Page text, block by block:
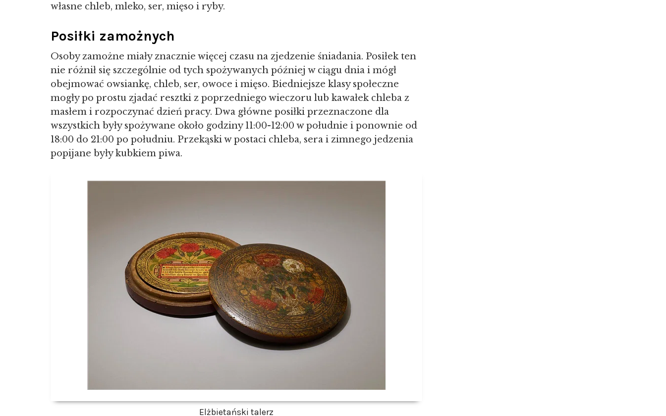
własne chleb, mleko, ser, mięso i ryby.
Posiłki zamożnych
Osoby zamożne miały znacznie więcej czasu na zjedzenie śniadania. Posiłek ten
nie różnił się szczególnie od tych spożywanych później w ciągu dnia i mógł
obejmować owsiankę, chleb, ser, owoce i mięso. Biedniejsze klasy społeczne
mogły po prostu zjadać resztki z poprzedniego wieczoru lub kawałek chleba z
masłem i rozpoczynać dzień pracy. Dwa główne posiłki przeznaczone dla
wszystkich były spożywane około godziny 11:00-12:00 w południe i ponownie od
18:00 do 21:00 po południu. Przekąski w postaci chleba, sera i zimnego jedzenia
popijane były kubkiem piwa.
Elżbietański talerz